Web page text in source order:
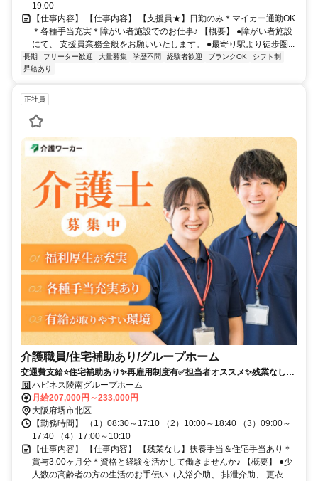
19:00
【仕事内容】 【仕事内容】 【支援員★】日勤のみ＊マイカー通勤OK
＊各種手当充実＊障がい者施設でのお仕事♪ 【概要】 ●障がい者施設
にて、 支援員業務全般をお願いいたします。 ●最寄り駅より徒歩圏...
長期 フリーター歓迎 大量募集 学歴不問 経験者歓迎 ブランクOK
シフト制
昇給あり
正社員
介護職員/住宅補助あり/グループホーム
交通費支給⭐️住宅補助あり✨再雇用制度有✅️担当者オススメ✨残業なし⭕️
研修支援有✨経験者優遇❗️車通勤ＯＫ
ハピネス陵南グループホーム
月給207,000円～233,000円
大阪府堺市北区
【勤務時間】 （1）08:30～17:10 （2）10:00～18:40 （3）09:00～
17:40 （4）17:00～10:10
【仕事内容】 【仕事内容】 【残業なし】扶養手当＆住宅手当あり＊
賞与3.00ヶ月分＊資格と経験を活かして働きませんか♪ 【概要】 ●少
人数の高齢者の方の生活のお手伝い（入浴介助、 排泄介助、 更衣